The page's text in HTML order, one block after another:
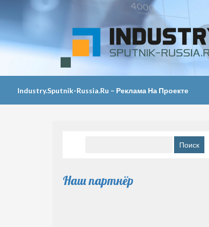
Industry.sputnik-Russia.ru – Реклама На Проекте
Наш партнёр